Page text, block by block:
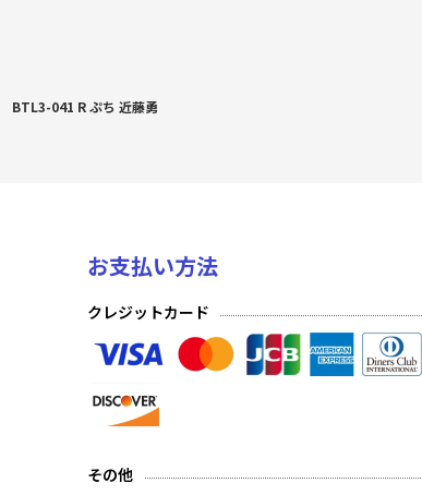
BTL3-041 R ぷち 近藤勇
お支払い方法
クレジットカード
その他